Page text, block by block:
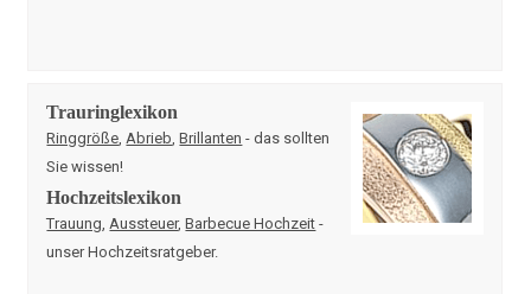
Trauringlexikon
Ringgröße Abrieb ,Brillanten - das sollten
Sie wissen!
Hochzeitslexikon
Trauung Aussteuer,Barbecue Hochzeit -
unser Hochzeitsratgeber.